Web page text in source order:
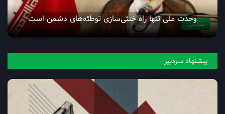
سیاسیوحدت ملی تنها راه خنثی‌سازی توطئه‌های دشمن است
پیشنهاد سردبیر